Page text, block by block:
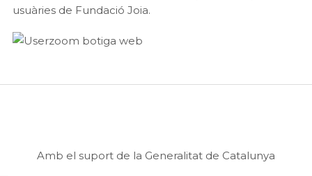
usuàries de Fundació Joia.
Amb el suport de la Generalitat de Catalunya